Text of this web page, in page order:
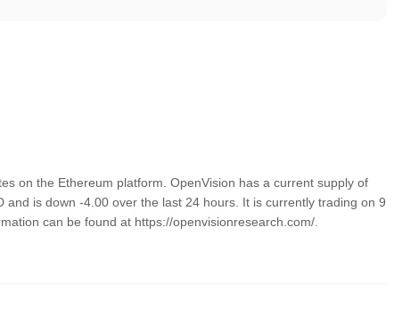
on the Ethereum platform. OpenVision has a current supply of
is down -4.00 over the last 24 hours. It is currently trading on 9
can be found at https://openvisionresearch.com/.